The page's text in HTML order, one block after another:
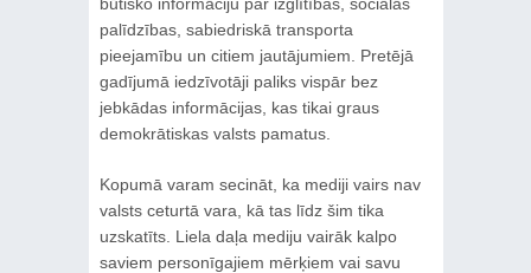
palīdzības, sabiedriskā transporta
pieejamību un citiem jautājumiem. Pretējā
gadījumā iedzīvotāji paliks vispār bez
jebkādas informācijas, kas tikai graus
demokrātiskas valsts pamatus.
Kopumā varam secināt, ka mediji vairs nav
valsts ceturtā vara, kā tas līdz šim tika
uzskatīts. Liela daļa mediju vairāk kalpo
saviem personīgajiem mērķiem vai savu